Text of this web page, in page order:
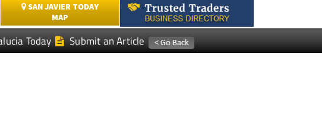
SAN JAVIER TODAY
MAP
Today Submit an Article